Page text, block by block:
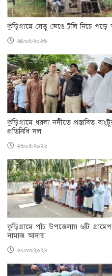
কুড়িগ্রামে সেতু ভেঙে ট্রলি নিচে
২৪/০৫/২০২৬
কুড়িগ্রামে ধরলা নদীতে প্রস্তাবিত
প্রতিনিধি দল
২৩/০৫/২০২৬
কুড়িগ্রামে পাঁচ উপজেলায় ৬টি
নামাজ আদায়
২০/০৩/২০২৬